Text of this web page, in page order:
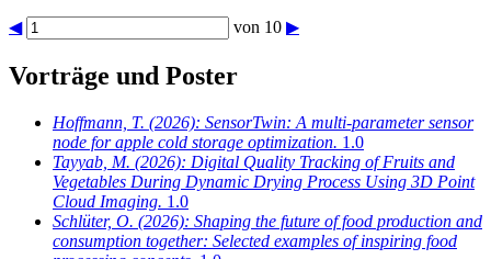
◀ von 10 ▶
Vorträge und Poster
Hoffmann, T. (2026): SensorTwin: A multi-parameter sensor
node for apple cold storage optimization. 1.0
Tayyab, M. (2026): Digital Quality Tracking of Fruits and
Vegetables During Dynamic Drying Process Using 3D Point
Cloud Imaging. 1.0
Schlüter, O. (2026): Shaping the future of food production and
consumption together: Selected examples of inspiring food